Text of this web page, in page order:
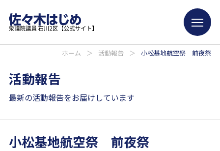
ホーム ＞ 活動報告 ＞ 小松基地航空祭 前夜祭
活動報告
最新の活動報告をお届けしています
小松基地航空祭 前夜祭